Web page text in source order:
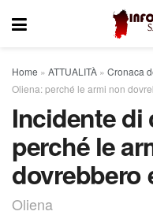
Home » ATTUALITÀ » Cronaca
Oliena: perché le armi non
Incidente di
perché le
dovrebbero
Oliena